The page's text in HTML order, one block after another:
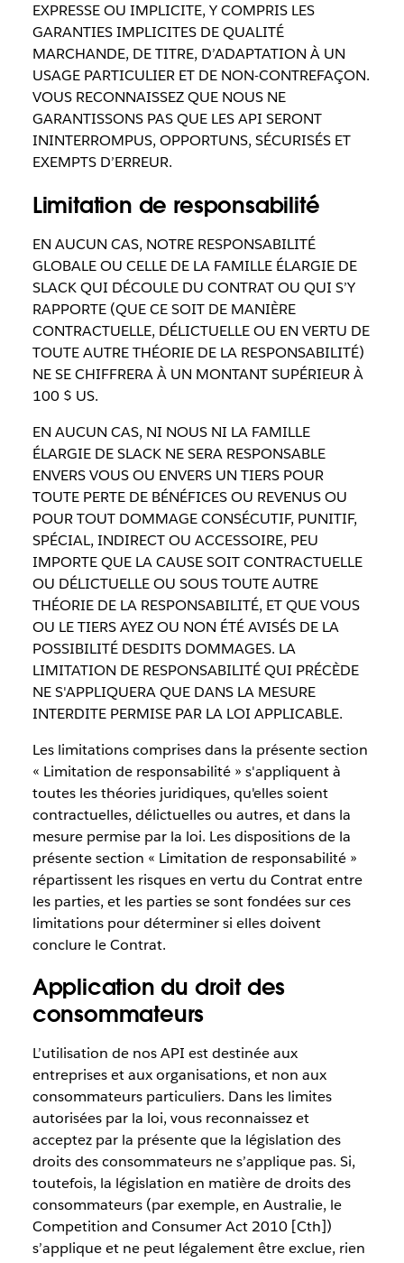
EXPRESSE OU IMPLICITE, Y COMPRIS LES
GARANTIES IMPLICITES DE QUALITÉ
MARCHANDE, DE TITRE, D’ADAPTATION À UN
USAGE PARTICULIER ET DE NON-CONTREFAÇON.
VOUS RECONNAISSEZ QUE NOUS NE
GARANTISSONS PAS QUE LES API SERONT
ININTERROMPUS, OPPORTUNS, SÉCURISÉS ET
EXEMPTS D’ERREUR.
Limitation de responsabilité
EN AUCUN CAS, NOTRE RESPONSABILITÉ
GLOBALE OU CELLE DE LA FAMILLE ÉLARGIE DE
SLACK QUI DÉCOULE DU CONTRAT OU QUI S’Y
RAPPORTE (QUE CE SOIT DE MANIÈRE
CONTRACTUELLE, DÉLICTUELLE OU EN VERTU DE
TOUTE AUTRE THÉORIE DE LA RESPONSABILITÉ)
NE SE CHIFFRERA À UN MONTANT SUPÉRIEUR À
100 $ US.
EN AUCUN CAS, NI NOUS NI LA FAMILLE
ÉLARGIE DE SLACK NE SERA RESPONSABLE
ENVERS VOUS OU ENVERS UN TIERS POUR
TOUTE PERTE DE BÉNÉFICES OU REVENUS OU
POUR TOUT DOMMAGE CONSÉCUTIF, PUNITIF,
SPÉCIAL, INDIRECT OU ACCESSOIRE, PEU
IMPORTE QUE LA CAUSE SOIT CONTRACTUELLE
OU DÉLICTUELLE OU SOUS TOUTE AUTRE
THÉORIE DE LA RESPONSABILITÉ, ET QUE VOUS
OU LE TIERS AYEZ OU NON ÉTÉ AVISÉS DE LA
POSSIBILITÉ DESDITS DOMMAGES. LA
LIMITATION DE RESPONSABILITÉ QUI PRÉCÈDE
NE S'APPLIQUERA QUE DANS LA MESURE
INTERDITE PERMISE PAR LA LOI APPLICABLE.
Les limitations comprises dans la présente section
« Limitation de responsabilité » s'appliquent à
toutes les théories juridiques, qu'elles soient
contractuelles, délictuelles ou autres, et dans la
mesure permise par la loi. Les dispositions de la
présente section « Limitation de responsabilité »
répartissent les risques en vertu du Contrat entre
les parties, et les parties se sont fondées sur ces
limitations pour déterminer si elles doivent
conclure le Contrat.
Application du droit des
consommateurs
L’utilisation de nos API est destinée aux
entreprises et aux organisations, et non aux
consommateurs particuliers. Dans les limites
autorisées par la loi, vous reconnaissez et
acceptez par la présente que la législation des
droits des consommateurs ne s’applique pas. Si,
toutefois, la législation en matière de droits des
consommateurs (par exemple, en Australie, le
Competition and Consumer Act 2010 [Cth])
s’applique et ne peut légalement être exclue, rien